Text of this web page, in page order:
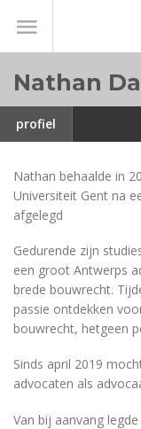
Nathan
profiel
Nathan behaalde in
Universiteit Gent na
afgelegd
Gedurende zijn
een groot Antwerps
brede bouwrecht.
passie ontdekken
bouwrecht, hetgeen
Sinds april 2019
advocaten als
Van bij aanvang